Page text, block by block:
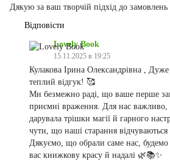
Дякую за ваш творчій підхід до
Відповісти
Lovely Book
15.11.2025 в 19:25
Кулакова Ірина Олександрівна ,
теплий відгук! 🥰
Ми безмежно раді, що ваше перше
приємні враження. Для нас
дарувала трішки магії й гарного
чути, що наші старання відчуваються
Дякуємо, що обрали саме нас, будемо
вас книжкову красу й надалі 🌿📚✨